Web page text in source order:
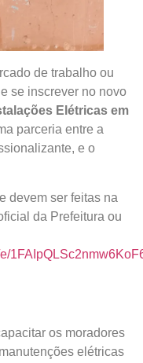
de trabalho ou
se inscrever no novo
Elétricas em
parceria entre a
e o
devem ser feitas na
da Prefeitura ou
os moradores
elétricas